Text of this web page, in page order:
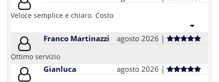
Veloce semplice e chiaro. Costo
Franco Martinazzi agosto 2026 |
Ottimo servizio
Gianluca agosto 2026 |